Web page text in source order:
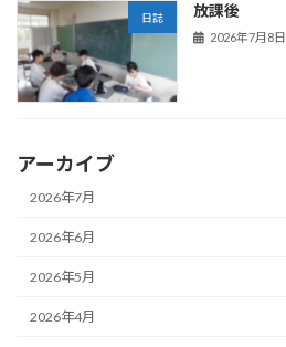
日誌 放課後
2026年7月8日
アーカイブ
2026年7月
2026年6月
2026年5月
2026年4月